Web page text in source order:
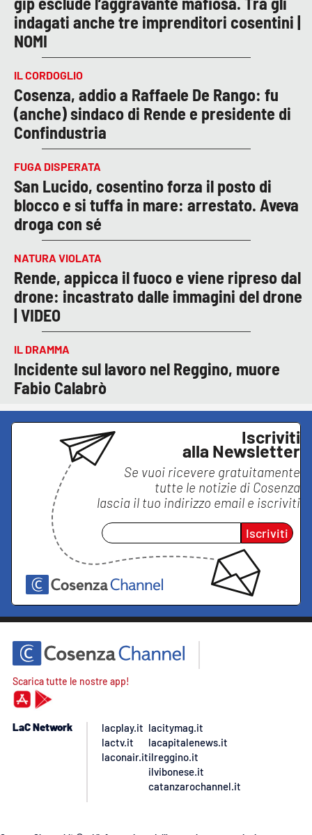
indagati anche tre imprenditori cosentini |
NOMI
IL CORDOGLIO
Cosenza, addio a Raffaele De Rango: fu
(anche) sindaco di Rende e presidente di
Confindustria
FUGA DISPERATA
San Lucido, cosentino forza il posto di
blocco e si tuffa in mare: arrestato. Aveva
droga con sé
NATURA VIOLATA
Rende, appicca il fuoco e viene ripreso dal
drone: incastrato dalle immagini del drone
| VIDEO
IL DRAMMA
Incidente sul lavoro nel Reggino, muore
Fabio Calabrò
Iscriviti
alla Newsletter
Se vuoi ricevere gratuitamente
tutte le notizie di Cosenza
lascia il tuo indirizzo email e iscriviti
Iscriviti
Scarica tutte le nostre app!
LaC Network
lacplay.it
lactv.it
laconair.it
lacitymag.it
lacapitalenews.it
ilreggino.it
ilvibonese.it
catanzarochannel.it